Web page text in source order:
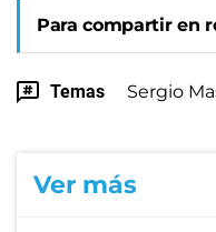
Para compartir en
Temas Sergio
Ver más